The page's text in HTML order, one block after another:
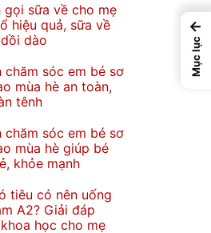
gọi sữa về cho mẹ
hiệu quả, sữa về
dào
chăm sóc em bé sơ
mùa hè an toàn,
tênh
chăm sóc em bé sơ
mùa hè giúp bé
khỏe mạnh
tiêu có nên uống
A2? Giải đáp
học cho mẹ
←
Mục lục